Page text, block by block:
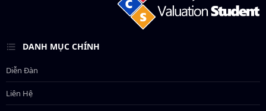
DANH MỤC CHÍNH
Diễn Đàn
Liên Hệ